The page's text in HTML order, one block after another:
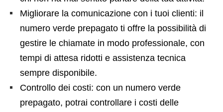
Migliorare la comunicazione con i tuoi clienti: il
numero verde prepagato ti offre la possibilità di
gestire le chiamate in modo professionale, con
tempi di attesa ridotti e assistenza tecnica
sempre disponibile.
Controllo dei costi: con un numero verde
prepagato, potrai controllare i costi delle